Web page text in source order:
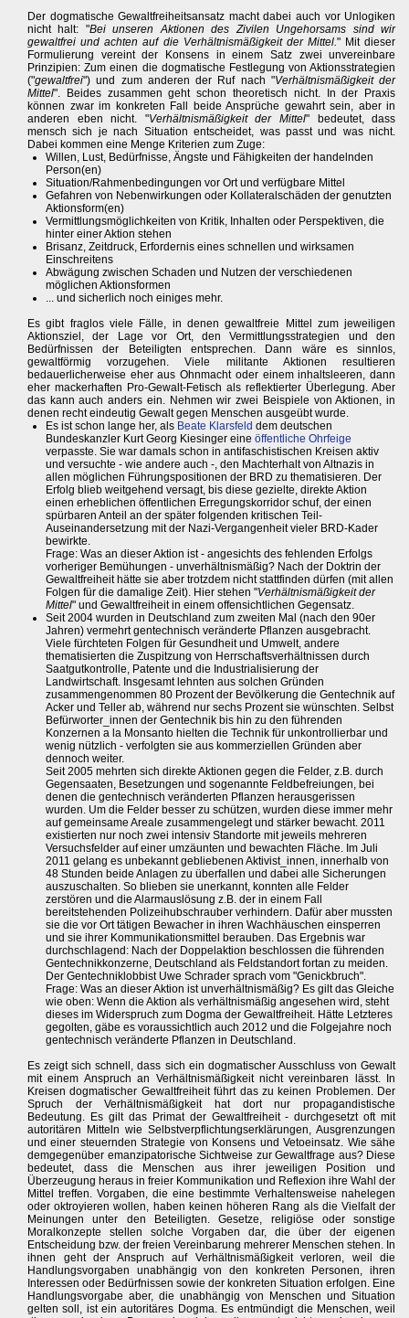
Der dogmatische Gewaltfreiheitsansatz macht dabei auch vor Unlogiken
nicht halt: "Bei unseren Aktionen des Zivilen Ungehorsams sind wir
gewaltfrei und achten auf die Verhältnismäßigkeit der Mittel. " Mit dieser
Formulierung vereint der Konsens in einem Satz zwei unvereinbare
Prinzipien: Zum einen die dogmatische Festlegung von Aktionsstrategien
("gewaltfrei") und zum anderen der Ruf nach "Verhältnismäßigkeit der
Mittel". Beides zusammen geht schon theoretisch nicht. In der Praxis
können zwar im konkreten Fall beide Ansprüche gewahrt sein, aber in
anderen eben nicht. "Verhältnismäßigkeit der Mittel" bedeutet, dass
mensch sich je nach Situation entscheidet, was passt und was nicht.
Dabei kommen eine Menge Kriterien zum Zuge:
Willen, Lust, Bedürfnisse, Ängste und Fähigkeiten der handelnden
Person(en)
Situation/Rahmenbedingungen vor Ort und verfügbare Mittel
Gefahren von Nebenwirkungen oder Kollateralschäden der genutzten
Aktionsform(en)
Vermittlungsmöglichkeiten von Kritik, Inhalten oder Perspektiven, die
hinter einer Aktion stehen
Brisanz, Zeitdruck, Erfordernis eines schnellen und wirksamen
Einschreitens
Abwägung zwischen Schaden und Nutzen der verschiedenen
möglichen Aktionsformen
... und sicherlich noch einiges mehr.
Es gibt fraglos viele Fälle, in denen gewaltfreie Mittel zum jeweiligen
Aktionsziel, der Lage vor Ort, den Vermittlungsstrategien und den
Bedürfnissen der Beteiligten entsprechen. Dann wäre es sinnlos,
gewaltförmig vorzugehen. Viele militante Aktionen resultieren
bedauerlicherweise eher aus Ohnmacht oder einem inhaltsleeren, dann
eher mackerhaften Pro-Gewalt-Fetisch als reflektierter Überlegung. Aber
das kann auch anders ein. Nehmen wir zwei Beispiele von Aktionen, in
denen recht eindeutig Gewalt gegen Menschen ausgeübt wurde.
Es ist schon lange her, als Beate Klarsfeld dem deutschen
Bundeskanzler Kurt Georg Kiesinger eine öffentliche Ohrfeige
verpasste. Sie war damals schon in antifaschistischen Kreisen aktiv
und versuchte - wie andere auch -, den Machterhalt von Altnazis in
allen möglichen Führungspositionen der BRD zu thematisieren. Der
Erfolg blieb weitgehend versagt, bis diese gezielte, direkte Aktion
einen erheblichen öffentlichen Erregungskorridor schuf, der einen
spürbaren Anteil an der später folgenden kritischen Teil-
Auseinandersetzung mit der Nazi-Vergangenheit vieler BRD-Kader
bewirkte.
Frage: Was an dieser Aktion ist - angesichts des fehlenden Erfolgs
vorheriger Bemühungen - unverhältnismäßig? Nach der Doktrin der
Gewaltfreiheit hätte sie aber trotzdem nicht stattfinden dürfen (mit allen
Folgen für die damalige Zeit). Hier stehen "Verhältnismäßigkeit der
Mittel" und Gewaltfreiheit in einem offensichtlichen Gegensatz.
Seit 2004 wurden in Deutschland zum zweiten Mal (nach den 90er
Jahren) vermehrt gentechnisch veränderte Pflanzen ausgebracht.
Viele fürchteten Folgen für Gesundheit und Umwelt, andere
thematisierten die Zuspitzung von Herrschaftsverhältnissen durch
Saatgutkontrolle, Patente und die Industrialisierung der
Landwirtschaft. Insgesamt lehnten aus solchen Gründen
zusammengenommen 80 Prozent der Bevölkerung die Gentechnik auf
Acker und Teller ab, während nur sechs Prozent sie wünschten. Selbst
Befürworter_innen der Gentechnik bis hin zu den führenden
Konzernen a la Monsanto hielten die Technik für unkontrollierbar und
wenig nützlich - verfolgten sie aus kommerziellen Gründen aber
dennoch weiter.
Seit 2005 mehrten sich direkte Aktionen gegen die Felder, z.B. durch
Gegensaaten, Besetzungen und sogenannte Feldbefreiungen, bei
denen die gentechnisch veränderten Pflanzen herausgerissen
wurden. Um die Felder besser zu schützen, wurden diese immer mehr
auf gemeinsame Areale zusammengelegt und stärker bewacht. 2011
existierten nur noch zwei intensiv Standorte mit jeweils mehreren
Versuchsfelder auf einer umzäunten und bewachten Fläche. Im Juli
2011 gelang es unbekannt gebliebenen Aktivist_innen, innerhalb von
48 Stunden beide Anlagen zu überfallen und dabei alle Sicherungen
auszuschalten. So blieben sie unerkannt, konnten alle Felder
zerstören und die Alarmauslösung z.B. der in einem Fall
bereitstehenden Polizeihubschrauber verhindern. Dafür aber mussten
sie die vor Ort tätigen Bewacher in ihren Wachhäuschen einsperren
und sie ihrer Kommunikationsmittel berauben. Das Ergebnis war
durchschlagend: Nach der Doppelaktion beschlossen die führenden
Gentechnikkonzerne, Deutschland als Feldstandort fortan zu meiden.
Der Gentechniklobbist Uwe Schrader sprach vom "Genickbruch".
Frage: Was an dieser Aktion ist unverhältnismäßig? Es gilt das Gleiche
wie oben: Wenn die Aktion als verhältnismäßig angesehen wird, steht
dieses im Widerspruch zum Dogma der Gewaltfreiheit. Hätte Letzteres
gegolten, gäbe es voraussichtlich auch 2012 und die Folgejahre noch
gentechnisch veränderte Pflanzen in Deutschland.
Es zeigt sich schnell, dass sich ein dogmatischer Ausschluss von Gewalt
mit einem Anspruch an Verhältnismäßigkeit nicht vereinbaren lässt. In
Kreisen dogmatischer Gewaltfreiheit führt das zu keinen Problemen. Der
Spruch der Verhältnismäßigkeit hat dort nur propagandistische
Bedeutung. Es gilt das Primat der Gewaltfreiheit - durchgesetzt oft mit
autoritären Mitteln wie Selbstverpflichtungserklärungen, Ausgrenzungen
und einer steuernden Strategie von Konsens und Vetoeinsatz. Wie sähe
demgegenüber emanzipatorische Sichtweise zur Gewaltfrage aus? Diese
bedeutet, dass die Menschen aus ihrer jeweiligen Position und
Überzeugung heraus in freier Kommunikation und Reflexion ihre Wahl der
Mittel treffen. Vorgaben, die eine bestimmte Verhaltensweise nahelegen
oder oktroyieren wollen, haben keinen höheren Rang als die Vielfalt der
Meinungen unter den Beteiligten. Gesetze, religiöse oder sonstige
Moralkonzepte stellen solche Vorgaben dar, die über der eigenen
Entscheidung bzw. der freien Vereinbarung mehrerer Menschen stehen. In
ihnen geht der Anspruch auf Verhältnismäßigkeit verloren, weil die
Handlungsvorgaben unabhängig von den konkreten Personen, ihren
Interessen oder Bedürfnissen sowie der konkreten Situation erfolgen. Eine
Handlungsvorgabe aber, die unabhängig von Menschen und Situation
gelten soll, ist ein autoritäres Dogma. Es entmündigt die Menschen, weil